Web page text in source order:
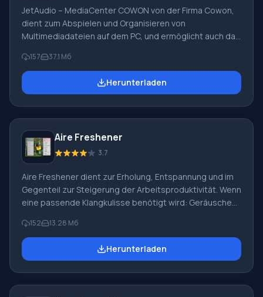
JetAudio – MediaCenter COWON von der Firma Cowon,
dient zum Abspielen und Organisieren von
Multimediadateien auf dem PC, und ermöglicht auch das
Erstellen von Discs, das Hören und Erstellen eines
Radiosenders, das Aufnehmen von Ton über ein
Mikrofon und andere Audiogeräte und vieles mehr.
CD-Audio- und Videoplayer. Es unterstützt alle Formate
von vi
157 37.1 Mб
Herunterladen
Aire Freshener
3.7
Aire Freshener dient zur Erholung, Entspannung und im
Gegenteil zur Steigerung der Arbeitsproduktivität. Wenn
eine passende Klangkulisse benötigt wird: Geräusche
oder mitreißende Rockkonzertklänge, lautes
Restaurant, fliegender Hubschrauber usw. Zusätzlich zu
den natürlichen Klangsimulatoren enthält Aire Freshener
152 13.28 Mб
Herunterladen